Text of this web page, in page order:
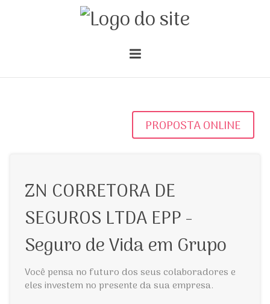
PROPOSTA ONLINE
ZN CORRETORA DE
SEGUROS LTDA EPP -
Seguro de Vida em Grupo
Você pensa no futuro dos seus colaboradores e
eles investem no presente da sua empresa.